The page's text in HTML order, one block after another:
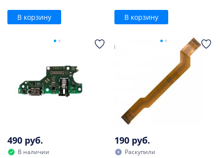
В корзину В корзину
490 руб.
В наличии
190 руб.
Раскупили